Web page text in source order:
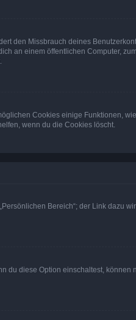
den Missbrauch deines
an einem öffentlichen Computer,
Cookies einige Funktionen,
wenn du die Cookies löscht.
Bereich“; der Link dazu
du diese Option einschaltest, können